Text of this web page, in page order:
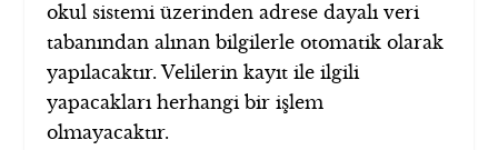
okul sistemi üzerinden adrese dayalı veri
tabanından alınan bilgilerle otomatik olarak
yapılacaktır. Velilerin kayıt ile ilgili
yapacakları herhangi bir işlem
olmayacaktır.